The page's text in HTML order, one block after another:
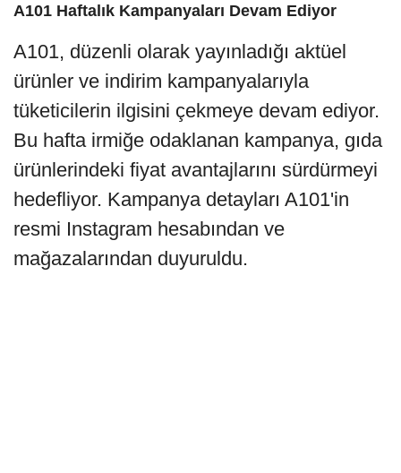
A101 Haftalık Kampanyaları Devam Ediyor
A101, düzenli olarak yayınladığı aktüel
ürünler ve indirim kampanyalarıyla
tüketicilerin ilgisini çekmeye devam ediyor.
Bu hafta irmiğe odaklanan kampanya, gıda
ürünlerindeki fiyat avantajlarını sürdürmeyi
hedefliyor. Kampanya detayları A101'in
resmi Instagram hesabından ve
mağazalarından duyuruldu.